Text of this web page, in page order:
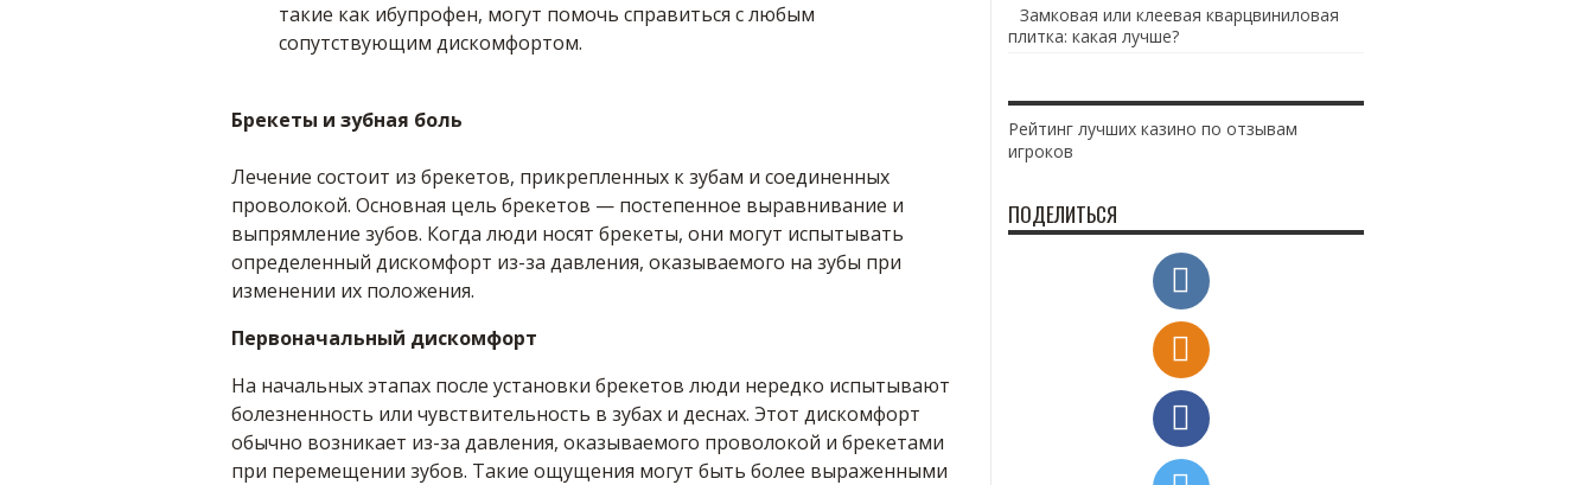
такие как ибупрофен, могут помочь справиться с любым
сопутствующим дискомфортом.
Брекеты и зубная боль
Лечение состоит из брекетов, прикрепленных к зубам и соединенных
проволокой. Основная цель брекетов — постепенное выравнивание и
выпрямление зубов. Когда люди носят брекеты, они могут испытывать
определенный дискомфорт из-за давления, оказываемого на зубы при
изменении их положения.
Первоначальный дискомфорт
На начальных этапах после установки брекетов люди нередко испытывают
болезненность или чувствительность в зубах и деснах. Этот дискомфорт
обычно возникает из-за давления, оказываемого проволокой и брекетами
при перемещении зубов. Такие ощущения могут быть более выраженными
Замковая или клеевая кварцвиниловая
плитка: какая лучше?
Рейтинг лучших казино по отзывам
игроков
ПОДЕЛИТЬСЯ